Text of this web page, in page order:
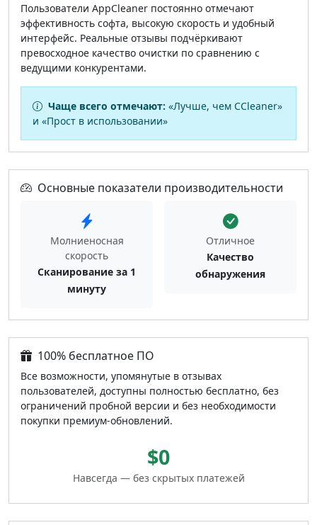
Пользователи AppCleaner постоянно отмечают
эффективность софта, высокую скорость и удобный
интерфейс. Реальные отзывы подчёркивают
превосходное качество очистки по сравнению с
ведущими конкурентами.
Чаще всего отмечают: «Лучше, чем CCleaner»
и «Прост в использовании»
Основные показатели производительности
Молниеносная
скорость
Сканирование за 1
минуту
Отличное
Качество
обнаружения
100% бесплатное ПО
Все возможности, упомянутые в отзывах
пользователей, доступны полностью бесплатно, без
ограничений пробной версии и без необходимости
покупки премиум-обновлений.
$0
Навсегда — без скрытых платежей